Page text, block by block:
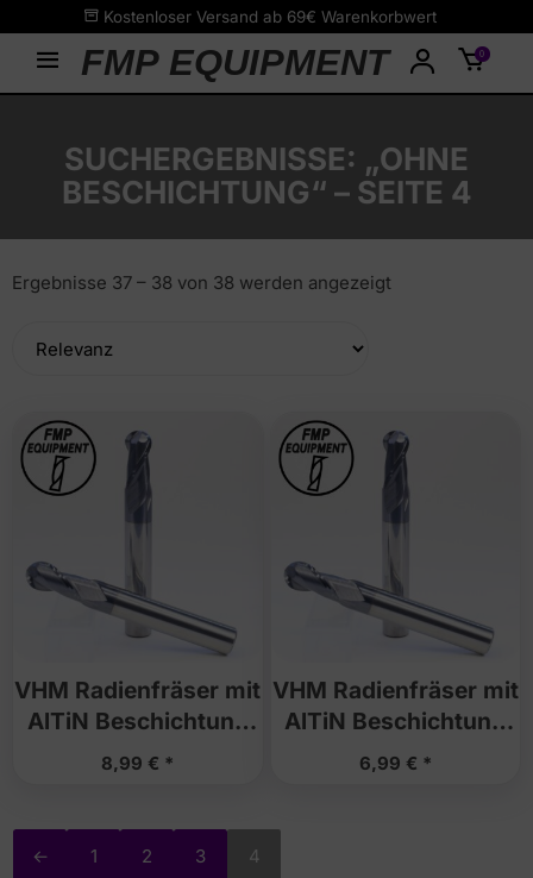
Inhalt
springen
Kostenloser Versand ab 69€ Warenkorbwert
FMP EQUIPMENT 0
SUCHERGEBNISSE: „OHNE
BESCHICHTUNG“ – SEITE 4
Ergebnisse 37 – 38 von 38 werden angezeigt
VHM Radienfräser mit
AlTiN Beschichtung
(Upcut / 2Z) – 2mm x
8,99 €
VHM Radienfräser mit
AlTiN Beschichtung
(Upcut / 2Z) – 1mm x
6,99 €
← 1 2 3 4